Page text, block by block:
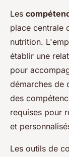
Les
place centrale
nutrition.
établir une
pour
démarches de
des
requises pour
et
Les outils de